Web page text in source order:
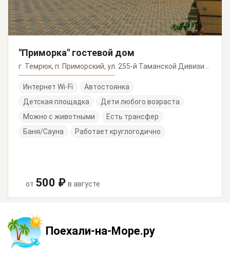
"Приморка" гостевой дом
Интернет Wi-Fi
Автостоянка
Детская площадка
Дети любого возраста
Можно с животными
Есть трансфер
Баня/Сауна
Работает круглогодично
от 500 ₽ в августе
Поехали-на-Море.ру